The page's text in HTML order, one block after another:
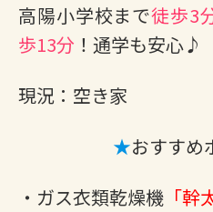
高陽小学校まで徒歩3
歩13分 ！通学も安心♪
現況：空き家
★おすすめ
・ガス衣類乾燥機 「幹